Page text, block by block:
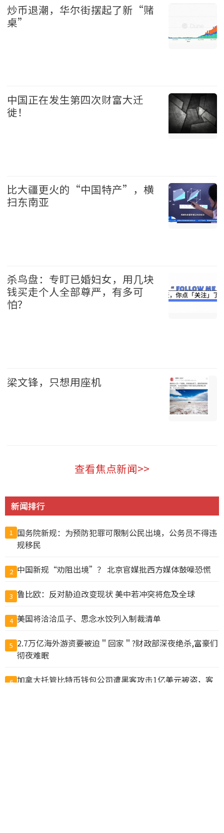
炒币退潮，华尔街摆起了新“赌
桌”
中国正在发生第四次财富大迁
徙！
比大疆更火的“中国特产”，横
扫东南亚
杀鸟盘：专盯已婚妇女，用几块
钱买走个人全部尊严，有多可
怕？
梁文锋，只想用座机
查看焦点新闻>>
新闻排行
1 国务院新规：为预防犯罪可限制公民出境，公务员不得违
规移民
2 中国新规“劝阻出境”？ 北京官媒批西方媒体鼓噪恐慌
3 鲁比欧：反对胁迫改变现状 美中若冲突将危及全球
4 美国将洽洽瓜子、思念水饺列入制裁清单
5 2.7万亿海外游资要被迫＂回家＂?财政部深夜绝杀,富豪们
彻夜难眠
6 加拿大托管比特币钱包公司遭黑客攻击1亿美元被盗，客